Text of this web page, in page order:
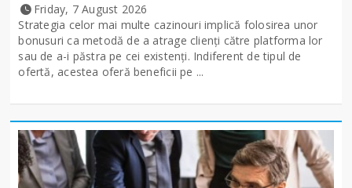
Friday, 7 August 2026
Strategia celor mai multe cazinouri implică folosirea unor
bonusuri ca metodă de a atrage clienți către platforma lor
sau de a-i păstra pe cei existenți. Indiferent de tipul de
ofertă, acestea oferă beneficii pe ...